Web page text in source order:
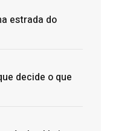
estrada do
decide o que